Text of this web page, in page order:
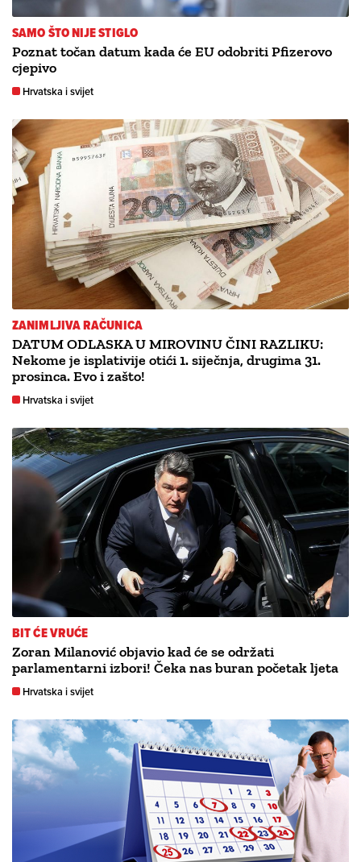
SAMO ŠTO NIJE STIGLO
Poznat točan datum kada će EU odobriti Pfizerovo
cjepivo
Hrvatska i svijet
ZANIMLJIVA RAČUNICA
DATUM ODLASKA U MIROVINU ČINI RAZLIKU:
Nekome je isplativije otići 1. siječnja, drugima 31.
prosinca. Evo i zašto!
Hrvatska i svijet
BIT ĆE VRUĆE
Zoran Milanović objavio kad će se održati
parlamentarni izbori! Čeka nas buran početak ljeta
Hrvatska i svijet